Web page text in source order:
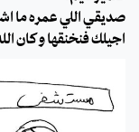
صديقي اللي عمره ما
اجيلك فنخنقها و كان